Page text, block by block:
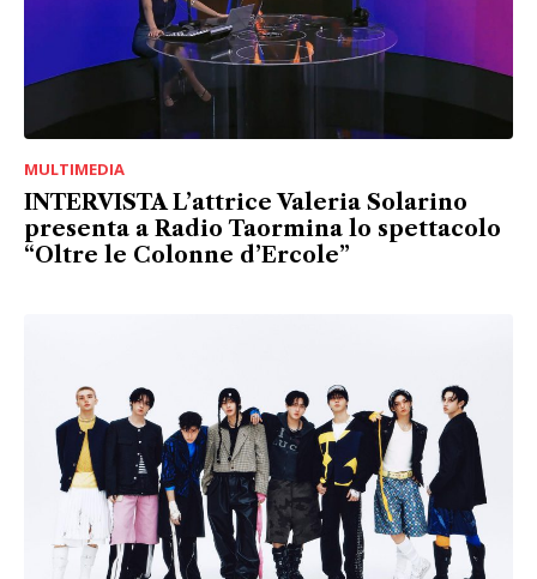
MULTIMEDIA
INTERVISTA L’attrice Valeria Solarino
presenta a Radio Taormina lo spettacolo
“Oltre le Colonne d’Ercole”